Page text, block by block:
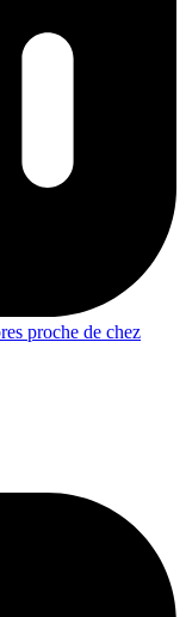
proche de chez